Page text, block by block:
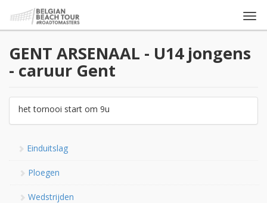
GENT ARSENAAL - U14 jongens
- caruur Gent
het tornooi start om 9u
Einduitslag
Ploegen
Wedstrijden